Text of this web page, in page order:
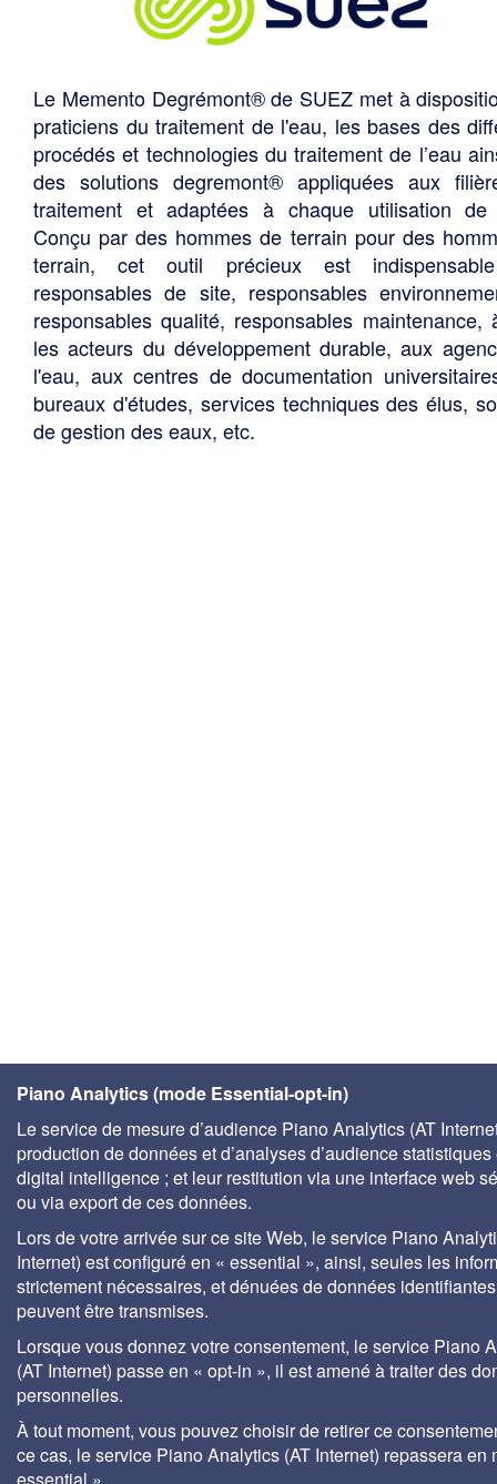
Le Memento Degrémont® de SUEZ met à
praticiens du traitement de l'eau, les bases des
procédés et technologies du traitement de l’eau
des solutions degremont® appliquées aux
traitement et adaptées à chaque utilisation de
Conçu par des hommes de terrain pour des
terrain, cet outil précieux est
responsables de site, responsables
responsables qualité, responsables maintenance,
les acteurs du développement durable, aux
l'eau, aux centres de documentation
bureaux d'études, services techniques des élus,
de gestion des eaux, etc.
Piano Analytics (mode Essential-opt-in)
Le service de mesure d’audience Piano Analytics (AT
production de données et d’analyses d’audience statistiques
digital intelligence ; et leur restitution via une interface web
ou via export de ces données.
Lors de votre arrivée sur ce site Web, le service Piano
Internet) est configuré en « essential », ainsi, seules les
strictement nécessaires, et dénuées de données
peuvent être transmises.
Lorsque vous donnez votre consentement, le service Piano
(AT Internet) passe en « opt-in », il est amené à traiter des
personnelles.
À tout moment, vous pouvez choisir de retirer ce
ce cas, le service Piano Analytics (AT Internet) repassera en